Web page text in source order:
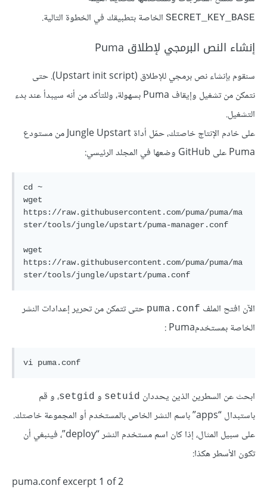
SECRET_KEY_BASE الخاصة بتطبيقك في الخطوة التالية.
إنشاء النص البرمجي لإطلاق Puma
سنقوم بإنشاء نص برمجي للإطلاق (Upstart init script). حتى
نتمكن من تشغيل وإيقاف Puma بسهولة، وللتأكد من أنه سيبدأ عند بدء
التشغيل.
على خادم الإنتاج خاصتك، حمّل أداة Jungle Upstart من مستودع
Puma على GitHub وضعها في المجلد الرئيسي:
cd ~
wget
https://raw.githubusercontent.com/puma/puma/ma
ster/tools/jungle/upstart/puma-manager.conf
wget
https://raw.githubusercontent.com/puma/puma/ma
الآن افتح الملف puma.conf حتى تتمكن من تحرير إعدادات النشر
الخاصة بمستخدمPuma :
ابحث عن السطرين الذين يحددان setuid و setgid، و قم
باستبدال “apps” باسم النشر الخاص بالمستخدم أو المجموعة خاصتك.
على سبيل المثال، إذا كان اسم مستخدم النشر “deploy”، فينبغي أن
تكون الأسطر هكذا:
puma.conf excerpt 1 of 2